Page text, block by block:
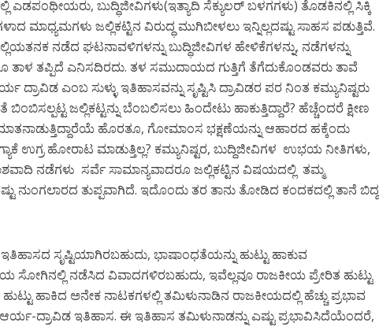
ಎಡಪಂಥೀಯರು, ಬುದ್ಧಿಜೀವಿಗಳು(ಇತ್ಯಾದಿ ಸೆಕ್ಯುಲರ್ ಬಳಗಗಳು) ತೊಡಕಿನಲ್ಲಿ ಸಿಕ್ಕಿ
ಮಾಧ್ಯಮಗಳು ಜಲ್ಲಿಕಟ್ಟಿನ ವಿರುದ್ಧ ಮುಗಿಬೀಳಲು ಇನ್ನಿಲ್ಲದಷ್ಟು ಸಾಹಸ ಪಡುತ್ತಿವೆ.
ನಡೆದ ಘಟನಾವಳಿಗಳನ್ನು ಬುದ್ಧಿಜೀವಿಗಳ ಹೇಳಿಕೆಗಳನ್ನು, ನಡೆಗಳನ್ನು
ತಾಳ ತಪ್ಪಿದೆ ಎನಿಸದಿರದು. ತಳ ಸಮುದಾಯದ ಗುತ್ತಿಗೆ ತೆಗೆದುಕೊಂಡವರು ತಾವೆ
ದ್ರಾವಿಡ ಎಂಬ ಸುಳ್ಳು ಇತಿಹಾಸವನ್ನು ಸೃಷ್ಟಿಸಿ ದ್ರಾವಿಡರ ಪರ ನಿಂತ ಕಮ್ಯುನಿಷ್ಟರು
ಜಲ್ಲಿಕಟ್ಟನ್ನು ಬೆಂಬಲಿಸಲು ಹಿಂದೇಟು ಹಾಕುತ್ತಿದ್ದಾರೆ? ಹೆಚ್ಚೆಂದರೆ ಕ್ಷೀಣ
ಹೊರತೂ, ಗೋಮಾಂಸ ಭಕ್ಷಣೆಯನ್ನು ಆಹಾರದ ಹಕ್ಕೆಂದು
ಉಗ್ರ ಹೋರಾಟ ಮಾಡುತ್ತಿಲ್ಲ? ಕಮ್ಯುನಿಷ್ಟರ, ಬುದ್ದಿಜೀವಿಗಳ ಉಭಯ ನೀತಿಗಳು,
ನಡೆಗಳು ಸರ್ವೆ ಸಾಮಾನ್ಯವಾದರೂ ಜಲ್ಲಿಕಟ್ಟಿನ ವಿಷಯದಲ್ಲಿ ತಮ್ಮ
ನುಂಗಲಾರದ ತುಪ್ಪವಾಗಿದೆ. ಇದೊಂದು ತರ ತಾನು ತೋಡಿದ ಕಂದಕದಲ್ಲಿ ತಾನೆ ಬಿದ್ದ
ಸೃಷ್ಟಿಯಾಗಿರಬಹುದು, ಭಾಷಾಂಧತೆಯನ್ನು ಹುಟ್ಟು ಹಾಕುವ
ಸೋಗಿನಲ್ಲಿ ನಡೆಸಿದ ವಿವಾದಗಳಿರಬಹುದು, ಇವೆಲ್ಲವೂ ರಾಜಕೀಯ ಪ್ರೇರಿತ ಹುಟ್ಟು
ಹಾಕಿದ ಅನೇಕ ನಾಟಕಗಳಲ್ಲಿ ತಮಿಳುನಾಡಿನ ರಾಜಕೀಯದಲ್ಲಿ ಹೆಚ್ಚು ಪ್ರಭಾವ
ಆರ್ಯ-ದ್ರಾವಿಡ ಇತಿಹಾಸ. ಈ ಇತಿಹಾಸ ತಮಿಳುನಾಡನ್ನು ಎಷ್ಟು ಪ್ರಭಾವಿಸಿದೆಯೆಂದರೆ,